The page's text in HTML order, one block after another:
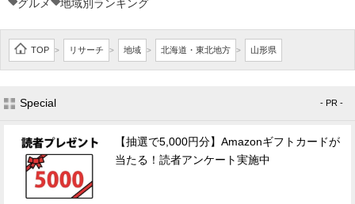
グルメ 地域別ランキング
TOP > リサーチ > 地域 > 北海道・東北地方 > 山形県
Special - PR -
【抽選で5,000円分】Amazonギフトカードが
当たる！読者アンケート実施中